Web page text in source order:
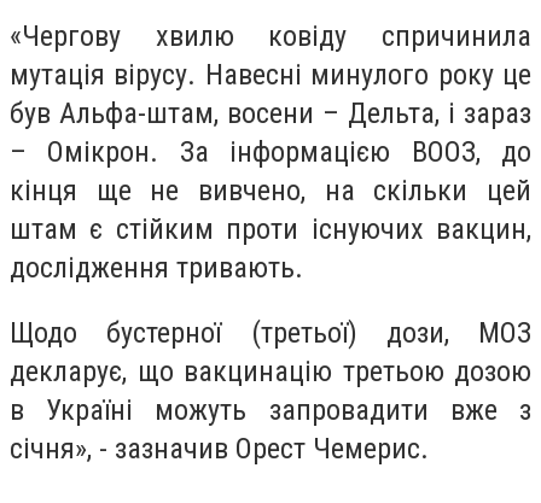
«Чергову хвилю ковіду спричинила
мутація вірусу. Навесні минулого року це
був Альфа-штам, восени – Дельта, і зараз
– Омікрон. За інформацією ВООЗ, до
кінця ще не вивчено, на скільки цей
штам є стійким проти існуючих вакцин,
дослідження тривають.
Щодо бустерної (третьої) дози, МОЗ
декларує, що вакцинацію третьою дозою
в Україні можуть запровадити вже з
січня», - зазначив Орест Чемерис.